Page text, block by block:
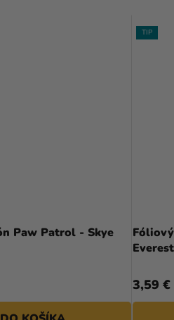
Paw Patrol - Skye
TIP
3,59 €